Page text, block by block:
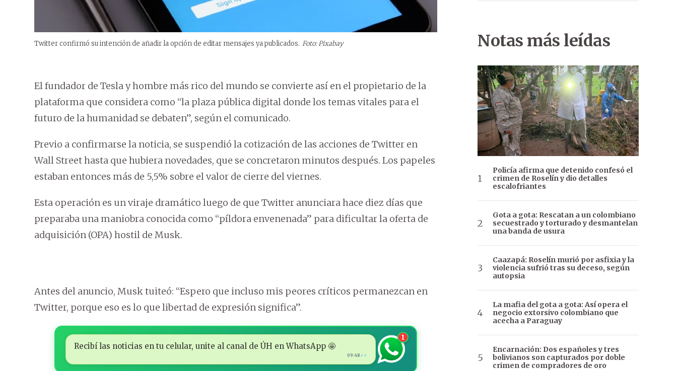
Twitter confirmó su intención de añadir la opción de editar mensajes ya publicados. Foto: Pixabay
El fundador de Tesla y hombre más rico del mundo se convierte así en el propietario de la
plataforma que considera como “la plaza pública digital donde los temas vitales para el
futuro de la humanidad se debaten”, según el comunicado.
Previo a confirmarse la noticia, se suspendió la cotización de las acciones de Twitter en
Wall Street hasta que hubiera novedades, que se concretaron minutos después. Los papeles
estaban entonces más de 5,5% sobre el valor de cierre del viernes.
Esta operación es un viraje dramático luego de que Twitter anunciara hace diez días que
preparaba una maniobra conocida como “píldora envenenada” para dificultar la oferta de
adquisición (OPA) hostil de Musk.
Antes del anuncio, Musk tuiteó: “Espero que incluso mis peores críticos permanezcan en
Twitter, porque eso es lo que libertad de expresión significa”.
Recibí las noticias en tu celular, unite al canal de ÚH en WhatsApp 🤩
09:48 ✓✓
1
Notas más leídas
Policía afirma que detenido confesó el
crimen de Roselín y dio detalles
escalofriantes
Gota a gota: Rescatan a un colombiano
secuestrado y torturado y desmantelan
una banda de usura
Caazapá: Roselín murió por asfixia y la
violencia sufrió tras su deceso, según
autopsia
La mafia del gota a gota: Así opera el
negocio extorsivo colombiano que
acecha a Paraguay
Encarnación: Dos españoles y tres
bolivianos son capturados por doble
crimen de compradores de oro